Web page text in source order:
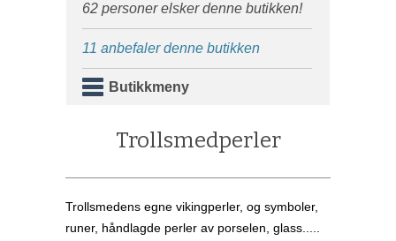
62 personer elsker denne butikken!
11 anbefaler denne butikken
Butikkmeny
Trollsmedperler
Trollsmedens egne vikingperler, og symboler,
runer, håndlagde perler av porselen, glass.....